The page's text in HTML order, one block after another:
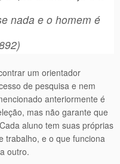
nada e o homem é
um orientador
de pesquisa e nem
anteriormente é
mas não garante que
aluno tem suas próprias
trabalho, e o que funciona
outro.